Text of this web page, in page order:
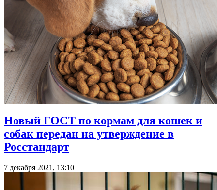
Новый ГОСТ по кормам для кошек и
собак передан на утверждение в
Росстандарт
7 декабря 2021, 13:10